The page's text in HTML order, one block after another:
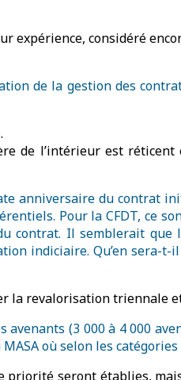
expérience, considéré
de la gestion des
de l’intérieur est réticent
anniversaire du
Pour la CFDT, ce
Il semblerait que
indiciaire. Qu’en sera-
la revalorisation
(3 000 à 4 000
où selon les catégories
seront établies,